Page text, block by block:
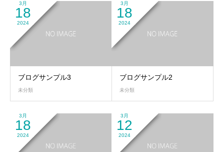
3月
18
2024
ブログサンプル3
未分類
3月
18
2024
ブログサンプル2
未分類
3月
18
2024
3月
12
2024